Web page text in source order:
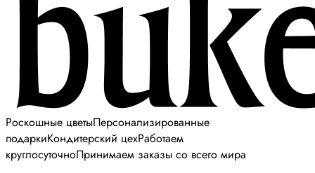
Роскошные цветыПерсонализированные
подаркиКондитерский цехРаботаем
круглосуточноПринимаем заказы со всего мира